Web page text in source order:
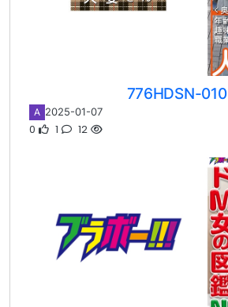
776HDSN-010
A 2025-01-07
0 1 12